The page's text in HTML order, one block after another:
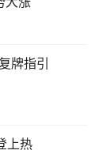
牌指引
上热